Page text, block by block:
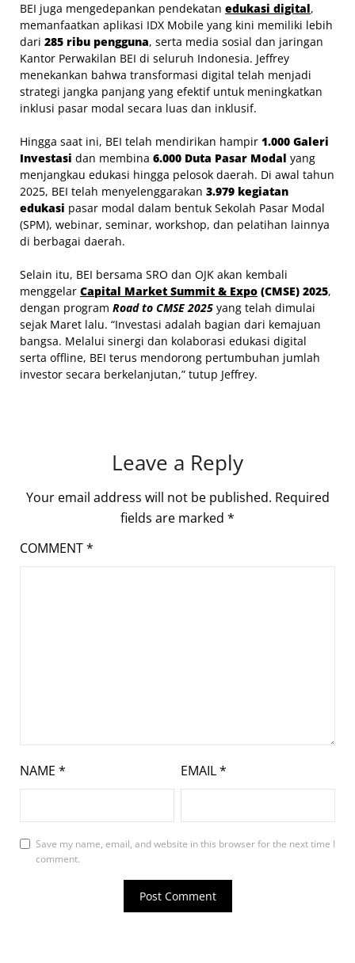
BEI juga mengedepankan pendekatan edukasi digital,
memanfaatkan aplikasi IDX Mobile yang kini memiliki lebih
dari 285 ribu pengguna, serta media sosial dan jaringan
Kantor Perwakilan BEI di seluruh Indonesia. Jeffrey
menekankan bahwa transformasi digital telah menjadi
strategi jangka panjang yang efektif untuk meningkatkan
inklusi pasar modal secara luas dan inklusif.
Hingga saat ini, BEI telah mendirikan hampir 1.000 Galeri
Investasi dan membina 6.000 Duta Pasar Modal yang
menjangkau edukasi hingga pelosok daerah. Di awal tahun
2025, BEI telah menyelenggarakan 3.979 kegiatan
edukasi pasar modal dalam bentuk Sekolah Pasar Modal
(SPM), webinar, seminar, workshop, dan pelatihan lainnya
di berbagai daerah.
Selain itu, BEI bersama SRO dan OJK akan kembali
menggelar Capital Market Summit & Expo (CMSE) 2025,
dengan program Road to CMSE 2025 yang telah dimulai
sejak Maret lalu. “Investasi adalah bagian dari kemajuan
bangsa. Melalui sinergi dan kolaborasi edukasi digital
serta offline, BEI terus mendorong pertumbuhan jumlah
investor secara berkelanjutan,” tutup Jeffrey.
Leave a Reply
Your email address will not be published. Required
fields are marked *
COMMENT*
NAME * EMAIL*
Save my name, email, and website in this browser for the next time I
comment.